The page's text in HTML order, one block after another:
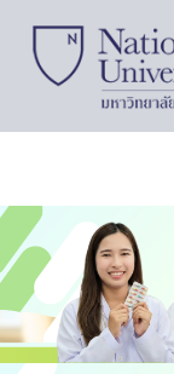
content